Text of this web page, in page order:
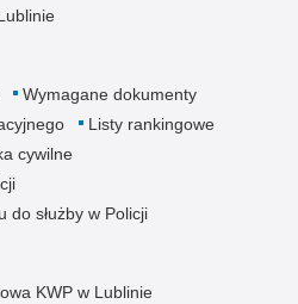
Wymagane dokumenty
Listy rankingowe
cywilne
do służby w Policji
KWP w Lublinie